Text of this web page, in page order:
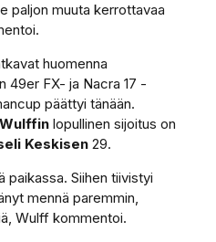
paljon muuta kerrottavaa
huomenna
49er FX- ja Nacra 17 -
päättyi tänään.
lopullinen sijoitus on
Keskisen 29.
paikassa. Siihen tiivistyi
mennä paremmin,
Wulff kommentoi.